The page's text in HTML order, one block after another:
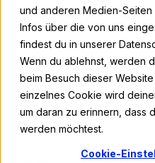
und anderen Medien-Seiten
Infos über die von uns
findest du in unserer
Wenn du ablehnst, werden
beim Besuch dieser Website
einzelnes Cookie wird
um daran zu erinnern, dass
werden möchtest.
Cookie-
Grün, grün und noch
Auge reicht. Irland hat
„grüne Insel Europas“
die gleichmäßigen
Gräser und Moose hier
Aber auch viele Seen,
Klippen zeichnen die